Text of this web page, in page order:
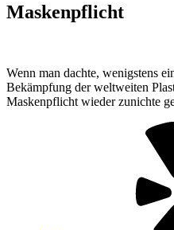
Maskenpflicht
Wenn man dachte, wenigstens
Bekämpfung der weltweiten
Maskenpflicht wieder zunichte